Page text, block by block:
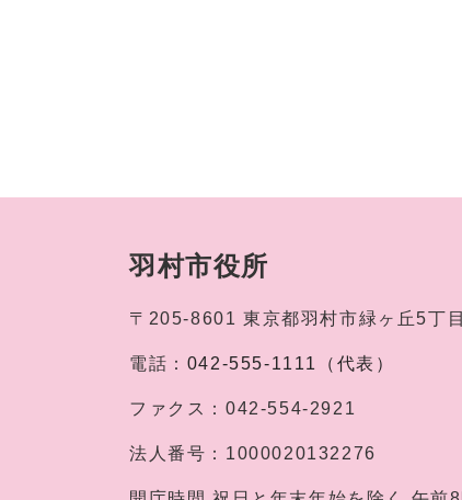
羽村市役所
〒205-8601 東京都羽村市緑ヶ丘5丁
電話： 042-555-1111（代表）
ファクス： 042-554-2921
法人番号： 1000020132276